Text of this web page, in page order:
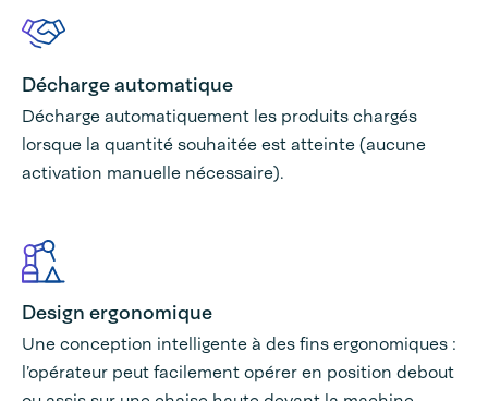
Décharge automatique
Décharge automatiquement les produits chargés
lorsque la quantité souhaitée est atteinte (aucune
activation manuelle nécessaire).
Design ergonomique
Une conception intelligente à des fins ergonomiques :
l’opérateur peut facilement opérer en position debout